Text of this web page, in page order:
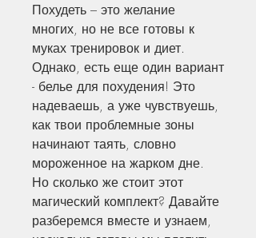
Похудеть – это желание
многих, но не все готовы к
муках тренировок и диет.
Однако, есть еще один вариант
- белье для похудения! Это
надеваешь, а уже чувствуешь,
как твои проблемные зоны
начинают таять, словно
мороженное на жарком дне.
Но сколько же стоит этот
магический комплект? Давайте
разберемся вместе и узнаем,